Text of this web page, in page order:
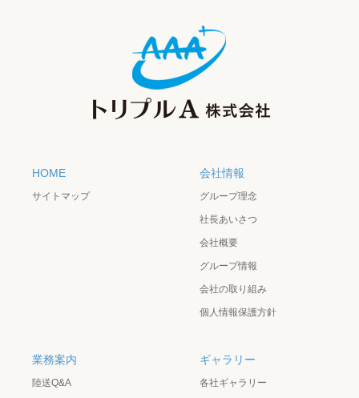
HOME
サイトマップ
会社情報
グループ理念
社長あいさつ
会社概要
グループ情報
会社の取り組み
個人情報保護方針
業務案内
陸送Q&A
ギャラリー
各社ギャラリー